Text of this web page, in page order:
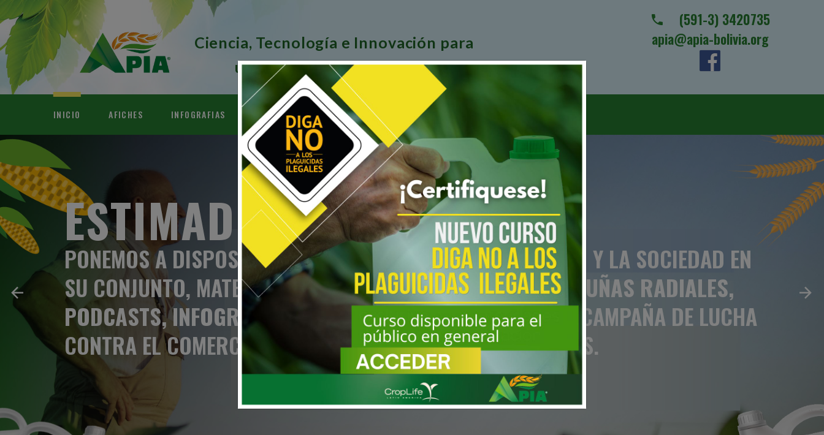
Ciencia, Tecnología e Innovación para
una Agricultura Sostenible
(591-3) 3420735
apia@apia-bolivia.org
INICIO AFICHES INFOGRAFIAS VIDEOS CUÑAS RADIALES PODCASTS
ESTIMADO LECTOR:
PONEMOS A DISPOSICION DEL PRODUCTOR AGROPECUARIO Y LA SOCIEDAD EN
SU CONJUNTO, MATERIAL DE INTERES COMO SERAFICHES, CUÑAS RADIALES,
PODCASTS, INFOGRAFIAS, Y VIDEOSEN EL MARCO DE UNA CAMPAÑA DE LUCHA
CONTRA EL COMERCIO ILEGAL DE INSUMOS AGROPECUARIOS.